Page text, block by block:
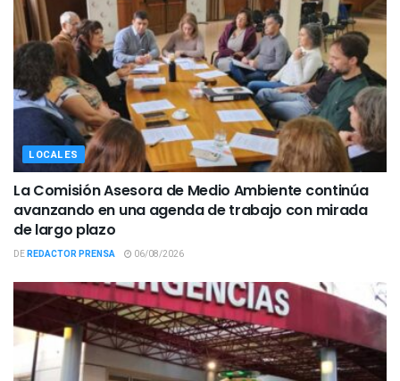
LOCALES
La Comisión Asesora de Medio Ambiente continúa
avanzando en una agenda de trabajo con mirada
de largo plazo
DEREDACTOR PRENSA 06/08/2026